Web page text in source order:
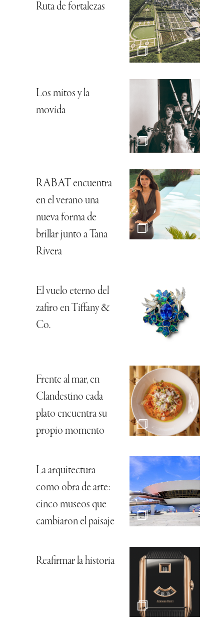
Ruta de fortalezas
Los mitos y la
movida
RABAT encuentra
en el verano una
nueva forma de
brillar junto a Tana
Rivera
El vuelo eterno del
zafiro en Tiffany &
Co.
Frente al mar, en
Clandestino cada
plato encuentra su
propio momento
La arquitectura
como obra de arte:
cinco museos que
cambiaron el paisaje
Reafirmar la historia